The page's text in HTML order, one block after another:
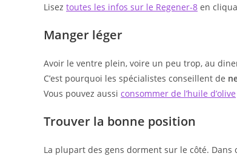
Lisez toutes les infos sur le Regener-8 en
Manger léger
Avoir le ventre plein, voire un peu trop, au
C’est pourquoi les spécialistes conseillent de
Vous pouvez aussi consommer de l’huile d’olive
Trouver la bonne position
La plupart des gens dorment sur le côté. Dans